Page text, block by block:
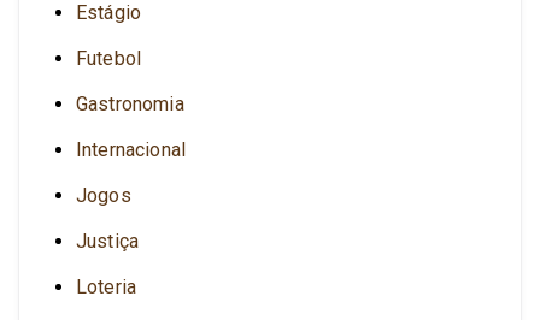
Estágio
Futebol
Gastronomia
Internacional
Jogos
Justiça
Loteria